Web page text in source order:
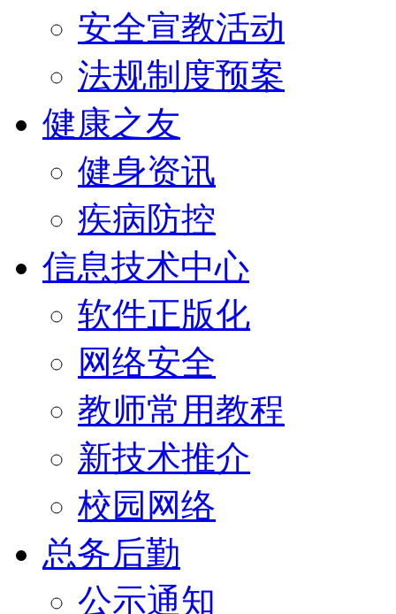
安全宣教活动
法规制度预案
健康之友
健身资讯
疾病防控
信息技术中心
软件正版化
网络安全
教师常用教程
新技术推介
校园网络
总务后勤
公示通知